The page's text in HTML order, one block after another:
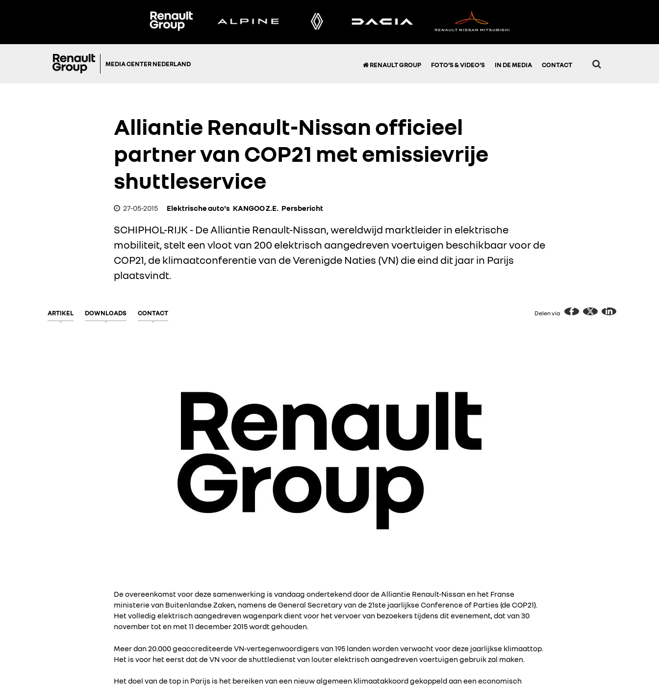
MEDIA CENTER NEDERLAND RENAULT GROUP FOTO’S & VIDEO’S IN DE MEDIA CONTACT
Alliantie Renault-Nissan officieel
partner van COP21 met emissievrije
shuttleservice
27-05-2015 Elektrische auto's KANGOO Z.E. Persbericht
SCHIPHOL-RIJK - De Alliantie Renault-Nissan, wereldwijd marktleider in elektrische
mobiliteit, stelt een vloot van 200 elektrisch aangedreven voertuigen beschikbaar voor de
COP21, de klimaatconferentie van de Verenigde Naties (VN) die eind dit jaar in Parijs
plaatsvindt.
ARTIKEL DOWNLOADS CONTACT Delen via
De overeenkomst voor deze samenwerking is vandaag ondertekend door de Alliantie Renault-Nissan en het Franse
ministerie van Buitenlandse Zaken, namens de General Secretary van de 21ste jaarlijkse Conference of Parties (de COP21).
Het volledig elektrisch aangedreven wagenpark dient voor het vervoer van bezoekers tijdens dit evenement, dat van 30
november tot en met 11 december 2015 wordt gehouden.
Meer dan 20.000 geaccrediteerde VN-vertegenwoordigers van 195 landen worden verwacht voor deze jaarlijkse klimaattop.
Het is voor het eerst dat de VN voor de shuttledienst van louter elektrisch aangedreven voertuigen gebruik zal maken.
Het doel van de top in Parijs is het bereiken van een nieuw algemeen klimaatakkoord gekoppeld aan een economisch